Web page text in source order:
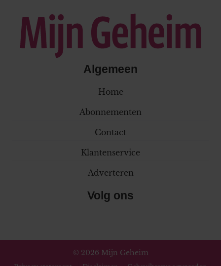
Algemeen
Home
Abonnementen
Contact
Klantenservice
Adverteren
Volg ons
© 2026 Mijn Geheim